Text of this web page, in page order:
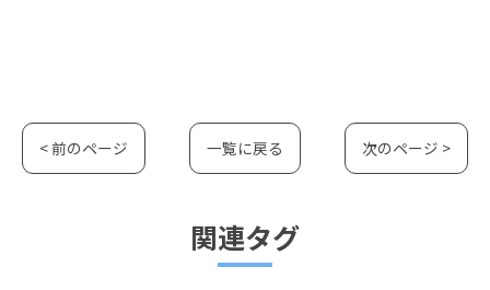
< 前のページ 一覧に戻る 次のページ >
関連タグ